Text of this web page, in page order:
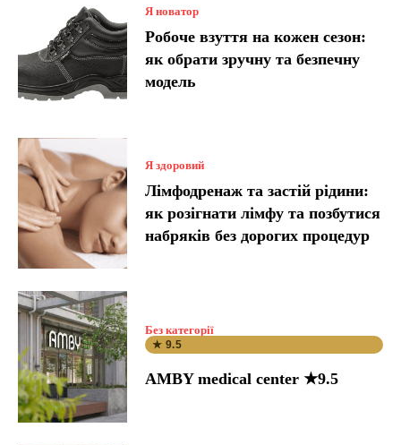
Я новатор
Робоче взуття на кожен сезон:
як обрати зручну та безпечну
модель
Я здоровий
Лімфодренаж та застій рідини:
як розігнати лімфу та позбутися
набряків без дорогих процедур
Без категорії
★ 9.5
AMBY medical center ★9.5